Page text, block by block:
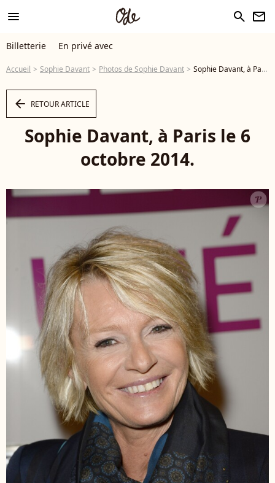
menu search newsletter
Billetterie En privé avec
Accueil Sophie Davant Photos de Sophie Davant Sophie Davant, à Paris le 6 octobre 2014. - Photo
arrow_left RETOUR ARTICLE
Sophie Davant, à Paris le 6
octobre 2014.